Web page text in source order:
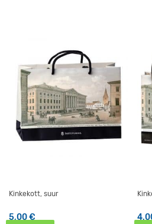
Kinkekott, suur
5,00€